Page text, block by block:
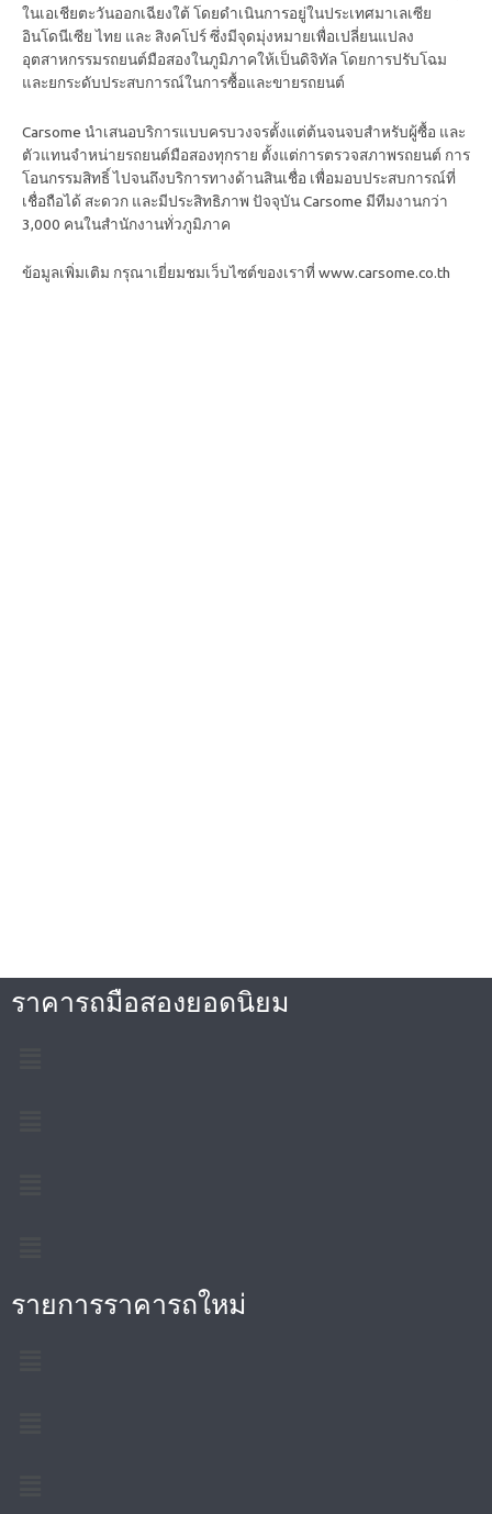
ในเอเชียตะวันออกเฉียงใต้ โดยดำเนินการอยู่ในประเทศมาเลเซีย
อินโดนีเซีย ไทย และ สิงคโปร์ ซึ่งมีจุดมุ่งหมายเพื่อเปลี่ยนแปลง
อุตสาหกรรมรถยนต์มือสองในภูมิภาคให้เป็นดิจิทัล โดยการปรับโฉม
และยกระดับประสบการณ์ในการซื้อและขายรถยนต์
Carsome นำเสนอบริการแบบครบวงจรตั้งแต่ต้นจนจบสำหรับผู้ซื้อ และ
ตัวแทนจำหน่ายรถยนต์มือสองทุกราย ตั้งแต่การตรวจสภาพรถยนต์ การ
โอนกรรมสิทธิ์ ไปจนถึงบริการทางด้านสินเชื่อ เพื่อมอบประสบการณ์ที่
เชื่อถือได้ สะดวก และมีประสิทธิภาพ ปัจจุบัน Carsome มีทีมงานกว่า
3,000 คนในสำนักงานทั่วภูมิภาค
ข้อมูลเพิ่มเติม กรุณาเยี่ยมชมเว็บไซต์ของเราที่ www.carsome.co.th
ราคารถมือสองยอดนิยม
รายการราคารถใหม่